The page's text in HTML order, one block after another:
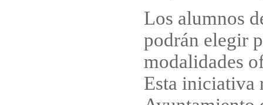
Los alumnos
podrán elegir
modalidades
Esta iniciativa